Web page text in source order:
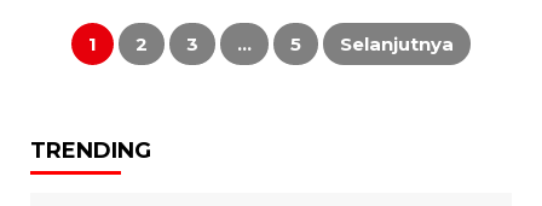
Paginasi
pos1 2 3 … 5 Selanjutnya
TRENDING